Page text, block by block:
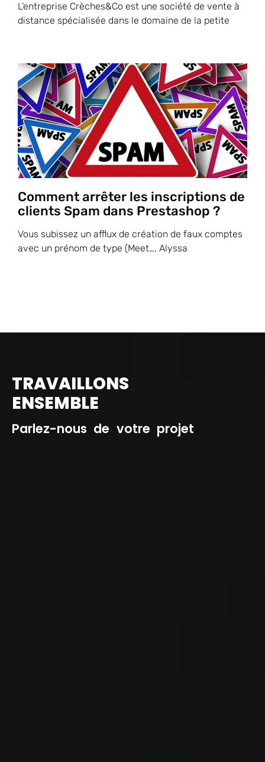
L’entreprise Crèches&Co est une société de vente à
distance spécialisée dans le domaine de la petite
Comment arrêter les inscriptions de
clients Spam dans Prestashop ?
Vous subissez un afflux de création de faux comptes
avec un prénom de type (Meet…, Alyssa
TRAVAILLONS
ENSEMBLE
Parlez-nous de votre projet